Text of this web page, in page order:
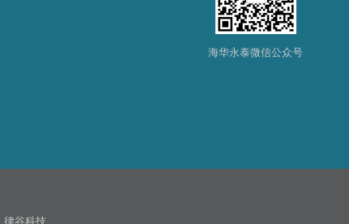
海华永泰微信公众号
律谷科技